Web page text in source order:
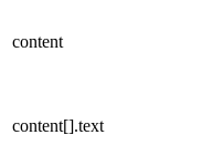
content
content[].text